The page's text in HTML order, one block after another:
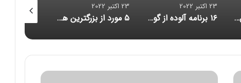
شکست رکورد انتقال داده
23 اکتبر 2022
۱۶ برنامه آلوده از گوگل پلی پاک شدند
23 اکتبر 2022
۵ مورد از بزرگترین هک‌های تاریخ امنیت سایبری/ حلقه ازدواج هوشمندی که مراقب شماست/ احتمال بازبینی امنیتی آمریکا از قرارداد ماسک برای خرید توییتر
ه